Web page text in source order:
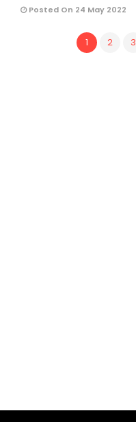
Posted On 24 May 2022
1 2 3